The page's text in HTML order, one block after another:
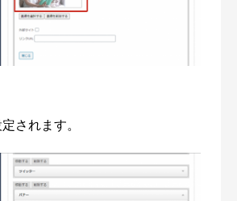
されます。